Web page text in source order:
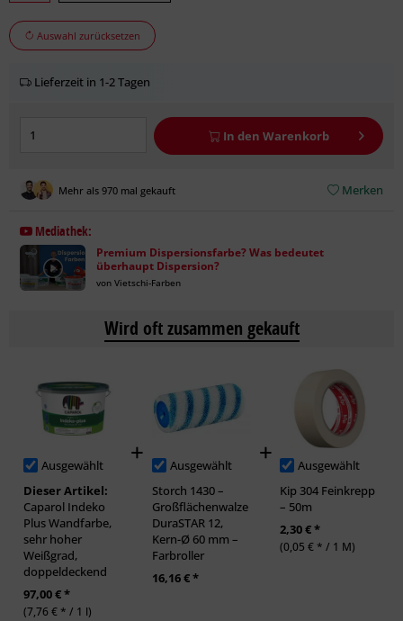
Auswahl zurücksetzen
Lieferzeit in 1-2 Tagen
In den Warenkorb
Mehr als 970 mal gekauft Merken
Mediathek:
Premium Dispersionsfarbe? Was bedeutet
überhaupt Dispersion?
von Vietschi-Farben
Wird oft zusammen gekauft
Ausgewählt
Dieser Artikel:
Caparol Indeko
Plus Wandfarbe,
sehr hoher
Weißgrad,
doppeldeckend
97,00 € *
(7,76 € * / 1 l)
Ausgewählt
Storch 1430 –
Großflächenwalze
DuraSTAR 12,
Kern-Ø 60 mm –
Farbroller
16,16 € *
Ausgewählt
Kip 304 Feinkrepp
– 50m
2,30 € *
(0,05 € * / 1 M)